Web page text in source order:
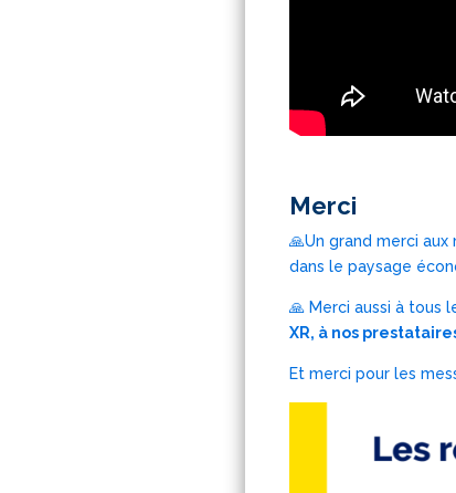
Merci
🙏Un grand merci aux
dans le paysage
🙏 Merci aussi à tous
XR, à nos
Et merci pour les